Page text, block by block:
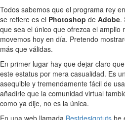
Todos sabemos que el programa rey
se refiere es el Photoshop de Adobe.
que sea el único que ofrezca el amplio
movemos hoy en día. Pretendo
más que válidas.
En primer lugar hay que dejar claro
este estatus por mera casualidad. Es
asequible y tremendamente fácil de
añadirle que la comunidad virtual
como ya dije, no es la única.
En una web llamada Bestdesigntuts he